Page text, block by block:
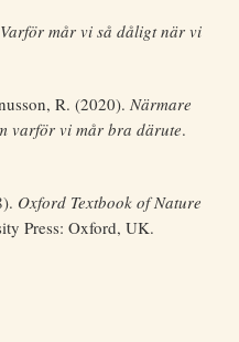
mår vi så dåligt när vi
R. (2020). Närmare
varför vi mår bra därute.
Oxford Textbook of Nature
Press: Oxford, UK.